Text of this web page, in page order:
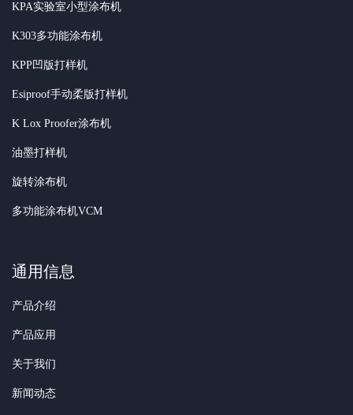
KPA实验室小型涂布机
K303多功能涂布机
KPP凹版打样机
Esiproof手动柔版打样机
K Lox Proofer涂布机
油墨打样机
旋转涂布机
多功能涂布机VCM
通用信息
产品介绍
产品应用
关于我们
新闻动态